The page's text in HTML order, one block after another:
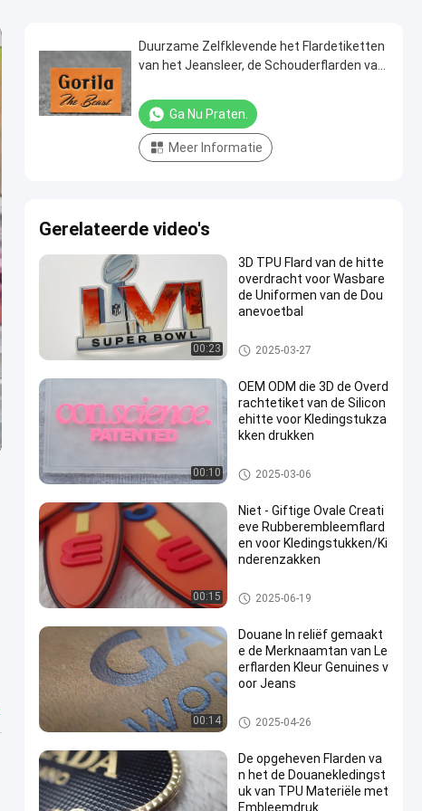
Duurzame Zelfklevende het Flardetiketten
van het Jeansleer, de Schouderflarden van
Ga Nu Praten.
Meer Informatie
Gerelateerde video's
00:23
3D TPU Flard van de hitte
overdracht voor Wasbare
de Uniformen van de Dou
anevoetbal
Maatkledingflarden
2025-03-27
00:10
OEM ODM die 3D de Overd
rachtetiket van de Silicon
ehitte voor Kledingstukza
kken drukken
De Kledingsetiketten van de hit
teoverdracht
2025-03-06
00:15
Niet - Giftige Ovale Creati
eve Rubberembleemflard
en voor Kledingstukken/Ki
nderenzakken
silicone rubberetiketten
2025-06-19
00:14
Douane In reliëf gemaakt
e de Merknaamtan van Le
erflarden Kleur Genuines v
oor Jeans
In reliëf gemaakte Leerflarden
2025-04-26
De opgeheven Flarden va
n het de Douanekledingst
uk van TPU Materiële met
Embleemdruk